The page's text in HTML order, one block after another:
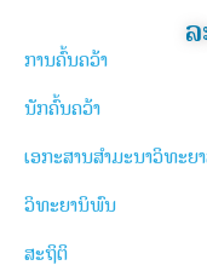
ການຄົ້ນຄວ້າ
ນັກຄົ້ນຄວ້າ
ເອກະສານສຳມະນາວິທະຍ
ວິທະຍານິພົນ
ສະຖິຕິ